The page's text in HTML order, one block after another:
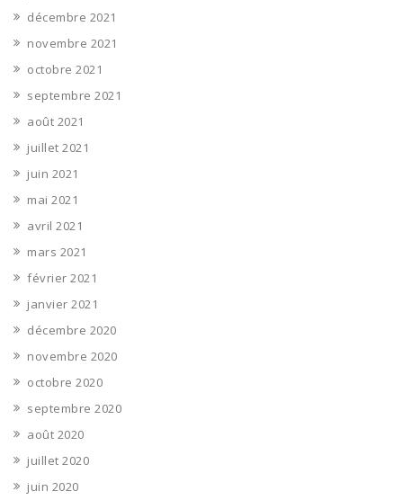
décembre 2021
novembre 2021
octobre 2021
septembre 2021
août 2021
juillet 2021
juin 2021
mai 2021
avril 2021
mars 2021
février 2021
janvier 2021
décembre 2020
novembre 2020
octobre 2020
septembre 2020
août 2020
juillet 2020
juin 2020